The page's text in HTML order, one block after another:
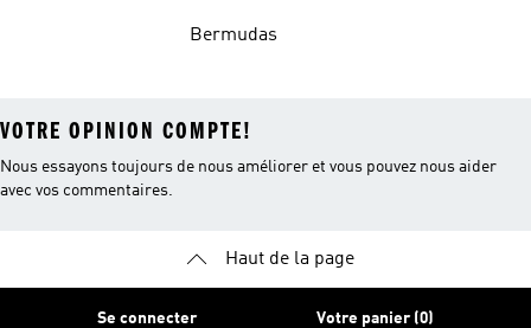
Bermudas
VOTRE OPINION COMPTE!
Nous essayons toujours de nous améliorer et vous pouvez nous aider
avec vos commentaires.
Haut de la page
Se connecter Votre panier (0)